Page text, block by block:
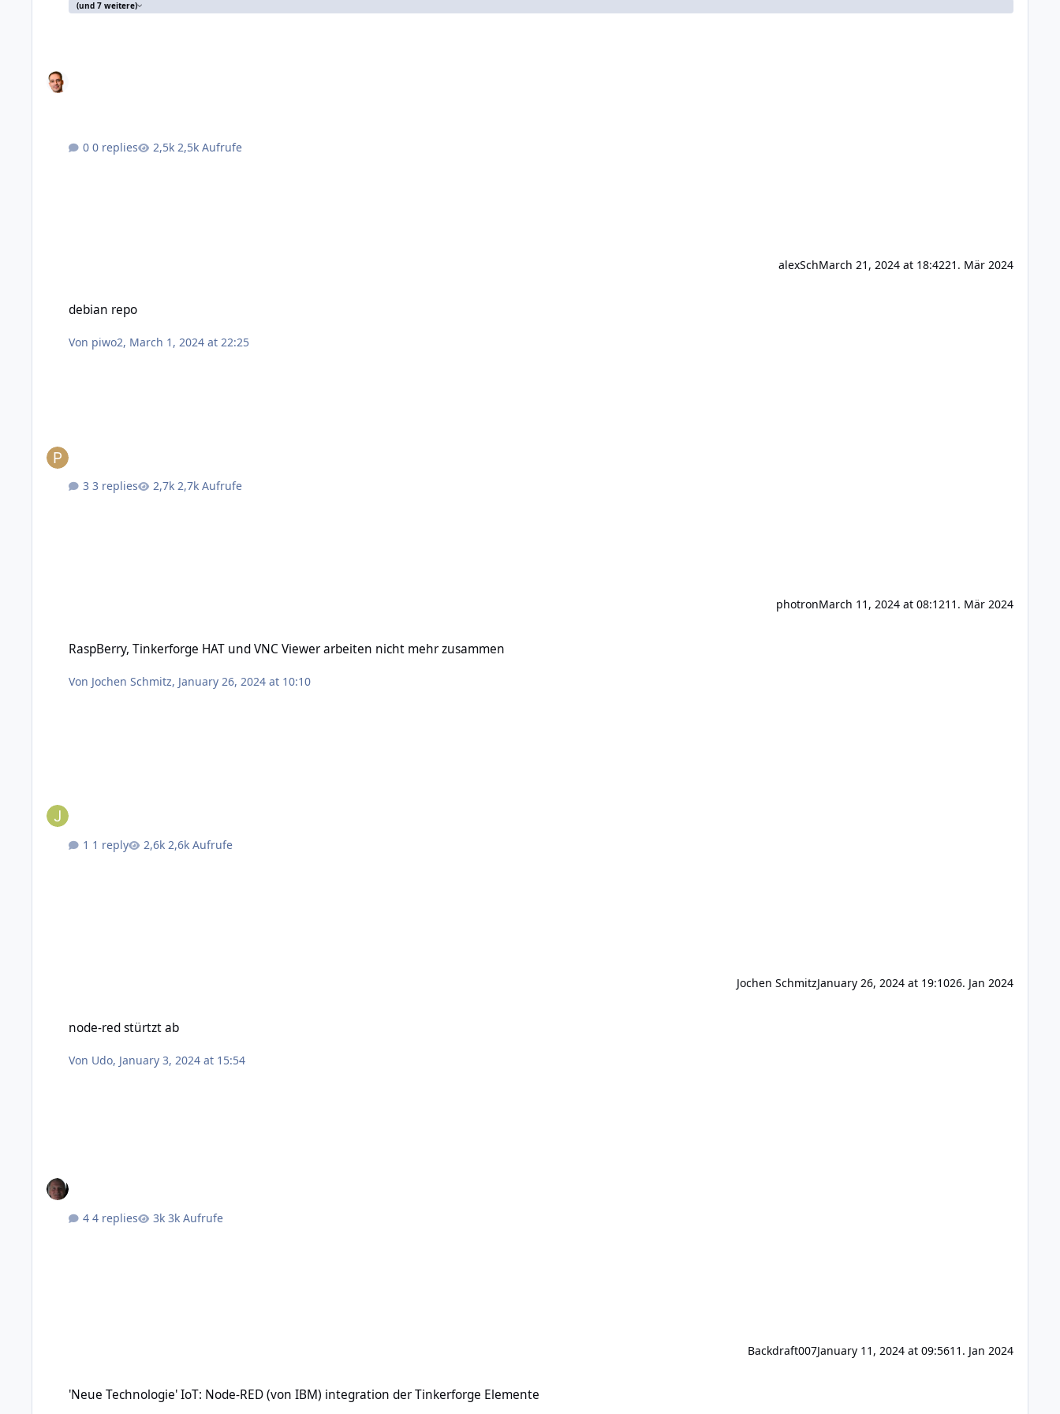
(und 7 weitere)
0 replies 2,5k Aufrufe
alexSchMarch 21, 2024 at 18:4221. Mär 2024
debian repo
Von piwo2, March 1, 2024 at 22:25
3 replies 2,7k Aufrufe
photronMarch 11, 2024 at 08:1211. Mär 2024
RaspBerry, Tinkerforge HAT und VNC Viewer arbeiten nicht mehr zusammen
Von Jochen Schmitz, January 26, 2024 at 10:10
1 reply 2,6k Aufrufe
Jochen SchmitzJanuary 26, 2024 at 19:1026. Jan 2024
node-red stürtzt ab
Von Udo, January 3, 2024 at 15:54
4 replies 3k Aufrufe
Backdraft007January 11, 2024 at 09:5611. Jan 2024
'Neue Technologie' IoT: Node-RED (von IBM) integration der Tinkerforge Elemente